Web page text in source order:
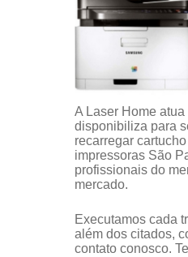
A Laser Home
disponibiliza para
recarregar
impressoras São
profissionais do
mercado.
Executamos cada
além dos citados,
contato conosco.